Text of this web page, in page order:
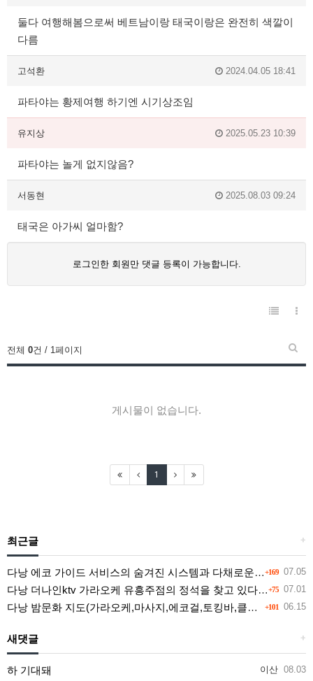
둘다 여행해봄으로써 베트남이랑 태국이랑은 완전히 색깔이
다름
고석환 2024.04.05 18:41
파타야는 황제여행 하기엔 시기상조임
유지상 2025.05.23 10:39
파타야는 놀게 없지않음?
서동현 2025.08.03 09:24
태국은 아가씨 얼마함?
로그인한 회원만 댓글 등록이 가능합니다.
전체 0건 / 1페이지
게시물이 없습니다.
1
+
최근글
+169 07.05
다낭 에코 가이드 서비스의 숨겨진 시스템과 다채로운 인력 풀의 진실
+75 07.01
다낭 더나인ktv 가라오케 유흥주점의 정석을 찾고 있다면 여기
+101 06.15
다낭 밤문화 지도(가라오케,마사지,에코걸,토킹바,클럽) 유흥별 가격 및 후기공유
+
새댓글
이산 08.03
하 기대돼